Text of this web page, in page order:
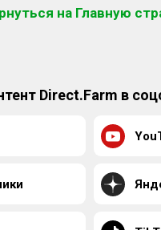
на Главную
Direct.Farm в